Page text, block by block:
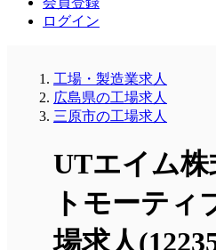
ログイン
工場・製造業求人
広島県の工場求人
三原市の工場求人
UTエイム株
トモーティ
場求人